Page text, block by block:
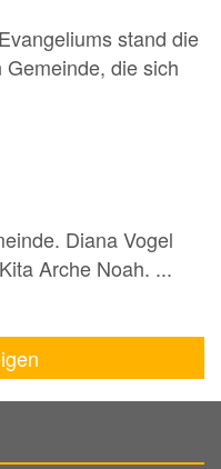
stand die
die sich
Diana Vogel
Arche Noah. ...